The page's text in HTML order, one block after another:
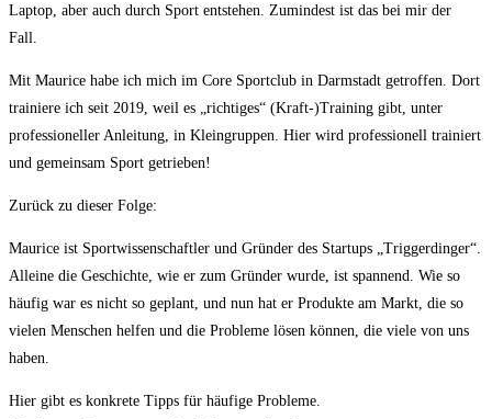
Laptop, aber auch durch Sport entstehen. Zumindest ist das bei mir der
Fall.
Mit Maurice habe ich mich im Core Sportclub in Darmstadt getroffen. Dort
trainiere ich seit 2019, weil es „richtiges“ (Kraft-)Training gibt, unter
professioneller Anleitung, in Kleingruppen. Hier wird professionell trainiert
und gemeinsam Sport getrieben!
Zurück zu dieser Folge:
Maurice ist Sportwissenschaftler und Gründer des Startups „Triggerdinger“.
Alleine die Geschichte, wie er zum Gründer wurde, ist spannend. Wie so
häufig war es nicht so geplant, und nun hat er Produkte am Markt, die so
vielen Menschen helfen und die Probleme lösen können, die viele von uns
haben.
Hier gibt es konkrete Tipps für häufige Probleme.